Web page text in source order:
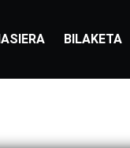
BILAKETA